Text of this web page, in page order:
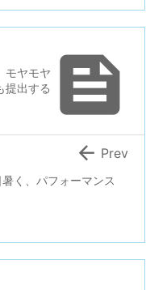

モヤモヤ
提出する
く、パフォーマンス
 Prev